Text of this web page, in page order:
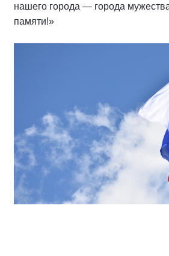
нашего города — города
памяти!»